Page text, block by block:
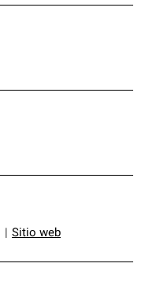
Sitio web